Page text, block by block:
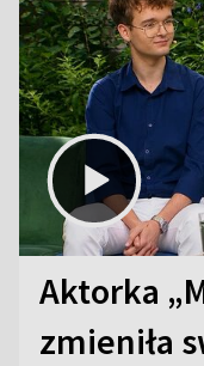
Aktorka
zmieniła